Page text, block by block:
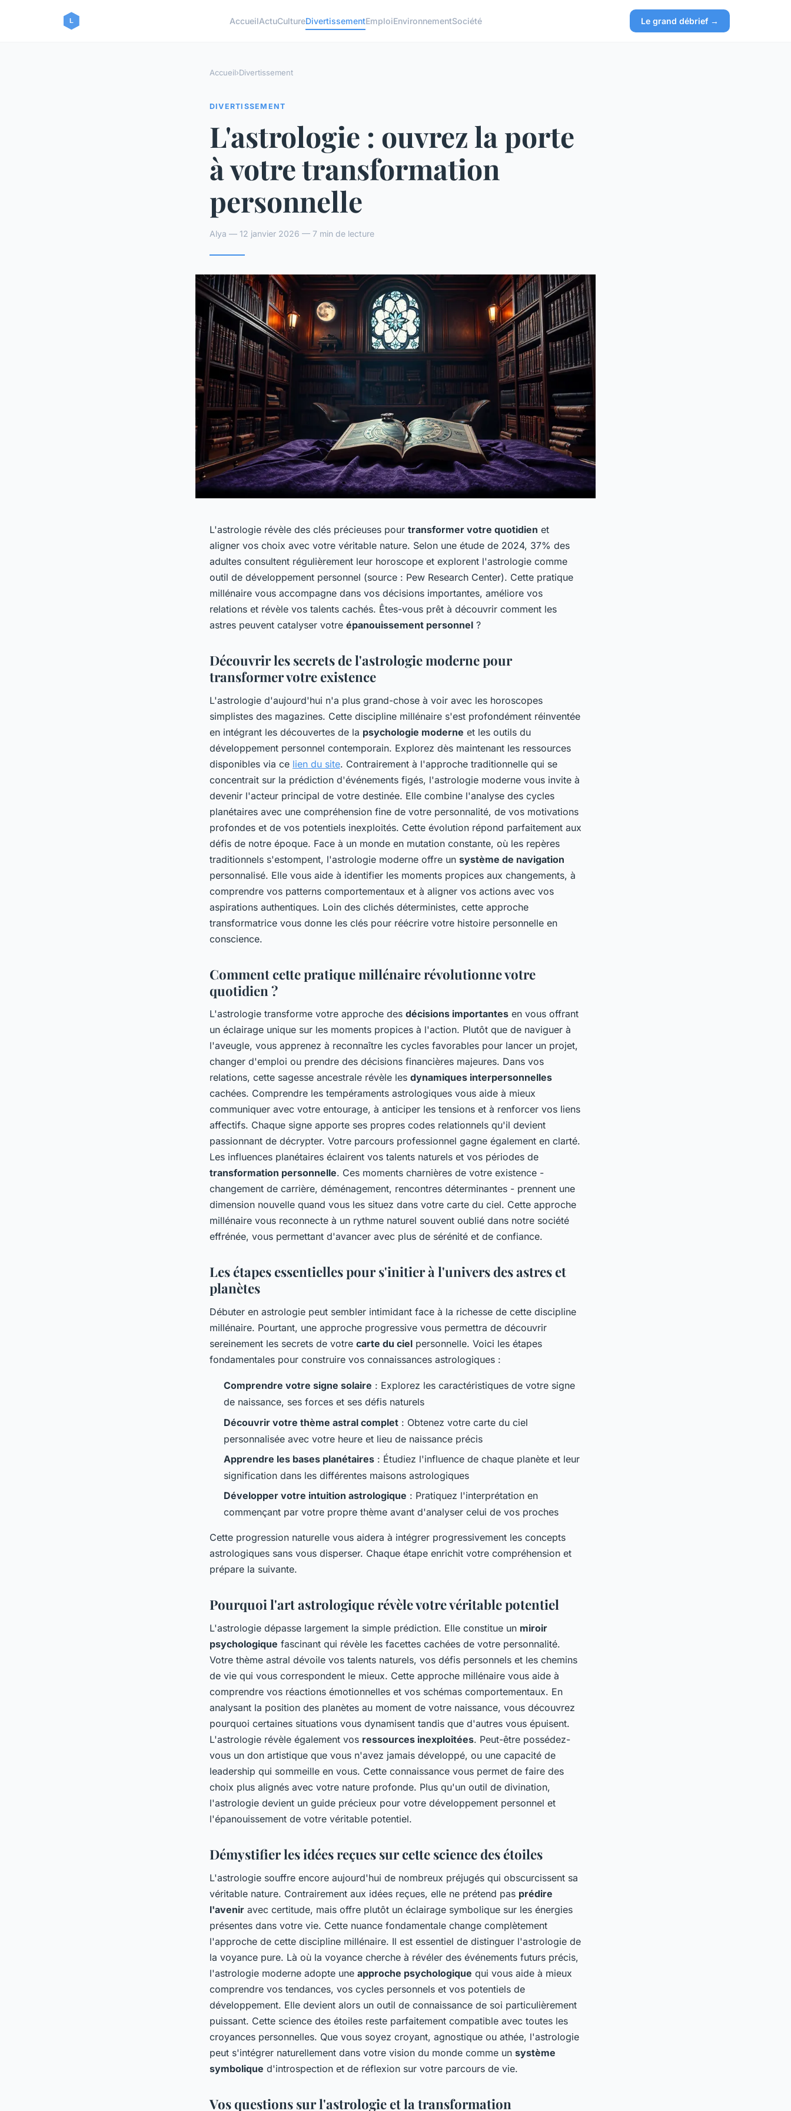
AccueilActuCultureDivertissementEmploiEnvironnementSociété Le grand débrief →
Accueil›Divertissement
DIVERTISSEMENT
L'astrologie : ouvrez la porte
à votre transformation
personnelle
Alya — 12 janvier 2026 — 7 min de lecture
L'astrologie révèle des clés précieuses pour transformer votre quotidien et
aligner vos choix avec votre véritable nature. Selon une étude de 2024, 37% des
adultes consultent régulièrement leur horoscope et explorent l'astrologie comme
outil de développement personnel (source : Pew Research Center). Cette pratique
millénaire vous accompagne dans vos décisions importantes, améliore vos
relations et révèle vos talents cachés. Êtes-vous prêt à découvrir comment les
astres peuvent catalyser votre épanouissement personnel ?
Découvrir les secrets de l'astrologie moderne pour
transformer votre existence
L'astrologie d'aujourd'hui n'a plus grand-chose à voir avec les horoscopes
simplistes des magazines. Cette discipline millénaire s'est profondément réinventée
en intégrant les découvertes de la psychologie moderne et les outils du
développement personnel contemporain. Explorez dès maintenant les ressources
disponibles via ce lien du site. Contrairement à l'approche traditionnelle qui se
concentrait sur la prédiction d'événements figés, l'astrologie moderne vous invite à
devenir l'acteur principal de votre destinée. Elle combine l'analyse des cycles
planétaires avec une compréhension fine de votre personnalité, de vos motivations
profondes et de vos potentiels inexploités. Cette évolution répond parfaitement aux
défis de notre époque. Face à un monde en mutation constante, où les repères
traditionnels s'estompent, l'astrologie moderne offre un système de navigation
personnalisé. Elle vous aide à identifier les moments propices aux changements, à
comprendre vos patterns comportementaux et à aligner vos actions avec vos
aspirations authentiques. Loin des clichés déterministes, cette approche
transformatrice vous donne les clés pour réécrire votre histoire personnelle en
conscience.
Comment cette pratique millénaire révolutionne votre
quotidien ?
L'astrologie transforme votre approche des décisions importantes en vous offrant
un éclairage unique sur les moments propices à l'action. Plutôt que de naviguer à
l'aveugle, vous apprenez à reconnaître les cycles favorables pour lancer un projet,
changer d'emploi ou prendre des décisions financières majeures. Dans vos
relations, cette sagesse ancestrale révèle les dynamiques interpersonnelles
cachées. Comprendre les tempéraments astrologiques vous aide à mieux
communiquer avec votre entourage, à anticiper les tensions et à renforcer vos liens
affectifs. Chaque signe apporte ses propres codes relationnels qu'il devient
passionnant de décrypter. Votre parcours professionnel gagne également en clarté.
Les influences planétaires éclairent vos talents naturels et vos périodes de
transformation personnelle. Ces moments charnières de votre existence -
changement de carrière, déménagement, rencontres déterminantes - prennent une
dimension nouvelle quand vous les situez dans votre carte du ciel. Cette approche
millénaire vous reconnecte à un rythme naturel souvent oublié dans notre société
effrénée, vous permettant d'avancer avec plus de sérénité et de confiance.
Les étapes essentielles pour s'initier à l'univers des astres et
planètes
Débuter en astrologie peut sembler intimidant face à la richesse de cette discipline
millénaire. Pourtant, une approche progressive vous permettra de découvrir
sereinement les secrets de votre carte du ciel personnelle. Voici les étapes
fondamentales pour construire vos connaissances astrologiques :
Comprendre votre signe solaire : Explorez les caractéristiques de votre signe
de naissance, ses forces et ses défis naturels
Découvrir votre thème astral complet : Obtenez votre carte du ciel
personnalisée avec votre heure et lieu de naissance précis
Apprendre les bases planétaires : Étudiez l'influence de chaque planète et leur
signification dans les différentes maisons astrologiques
Développer votre intuition astrologique : Pratiquez l'interprétation en
commençant par votre propre thème avant d'analyser celui de vos proches
Cette progression naturelle vous aidera à intégrer progressivement les concepts
astrologiques sans vous disperser. Chaque étape enrichit votre compréhension et
prépare la suivante.
Pourquoi l'art astrologique révèle votre véritable potentiel
L'astrologie dépasse largement la simple prédiction. Elle constitue un miroir
psychologique fascinant qui révèle les facettes cachées de votre personnalité.
Votre thème astral dévoile vos talents naturels, vos défis personnels et les chemins
de vie qui vous correspondent le mieux. Cette approche millénaire vous aide à
comprendre vos réactions émotionnelles et vos schémas comportementaux. En
analysant la position des planètes au moment de votre naissance, vous découvrez
pourquoi certaines situations vous dynamisent tandis que d'autres vous épuisent.
L'astrologie révèle également vos ressources inexploitées. Peut-être possédez-
vous un don artistique que vous n'avez jamais développé, ou une capacité de
leadership qui sommeille en vous. Cette connaissance vous permet de faire des
choix plus alignés avec votre nature profonde. Plus qu'un outil de divination,
l'astrologie devient un guide précieux pour votre développement personnel et
l'épanouissement de votre véritable potentiel.
Démystifier les idées reçues sur cette science des étoiles
L'astrologie souffre encore aujourd'hui de nombreux préjugés qui obscurcissent sa
véritable nature. Contrairement aux idées reçues, elle ne prétend pas prédire
l'avenir avec certitude, mais offre plutôt un éclairage symbolique sur les énergies
présentes dans votre vie. Cette nuance fondamentale change complètement
l'approche de cette discipline millénaire. Il est essentiel de distinguer l'astrologie de
la voyance pure. Là où la voyance cherche à révéler des événements futurs précis,
l'astrologie moderne adopte une approche psychologique qui vous aide à mieux
comprendre vos tendances, vos cycles personnels et vos potentiels de
développement. Elle devient alors un outil de connaissance de soi particulièrement
puissant. Cette science des étoiles reste parfaitement compatible avec toutes les
croyances personnelles. Que vous soyez croyant, agnostique ou athée, l'astrologie
peut s'intégrer naturellement dans votre vision du monde comme un système
symbolique d'introspection et de réflexion sur votre parcours de vie.
Vos questions sur l'astrologie et la transformation